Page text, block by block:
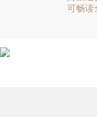
可畅读